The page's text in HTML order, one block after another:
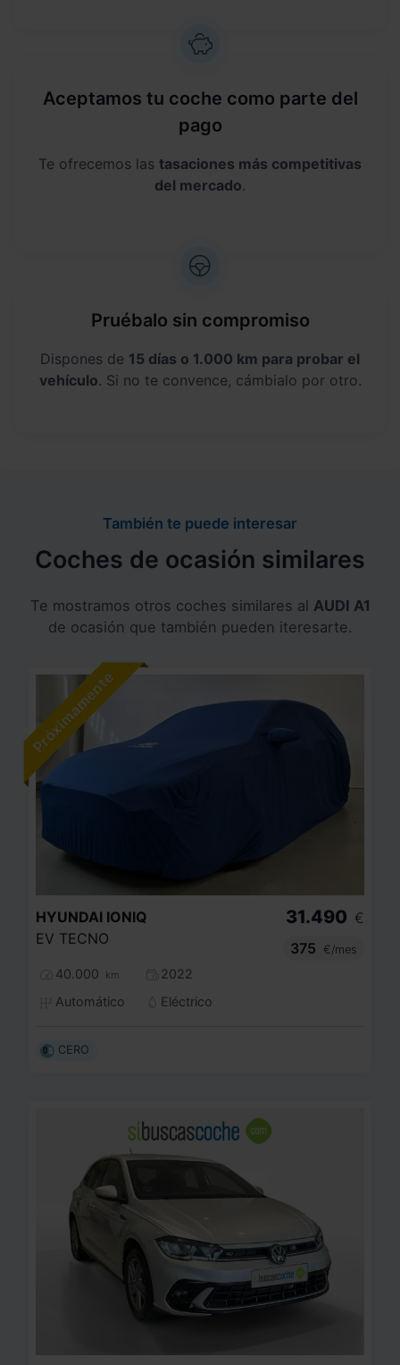
Aceptamos tu coche como parte del
pago
Te ofrecemos las tasaciones más competitivas
del mercado.
Pruébalo sin compromiso
Dispones de 15 días o 1.000 km para probar el
vehículo. Si no te convence, cámbialo por otro.
También te puede interesar
Coches de ocasión similares
Te mostramos otros coches similares al AUDI A1
de ocasión que también pueden iteresarte.
HYUNDAI IONIQ
EV TECNO
40.000 km
2022
Automático
Eléctrico
31.490 €
375
€/mes
CERO